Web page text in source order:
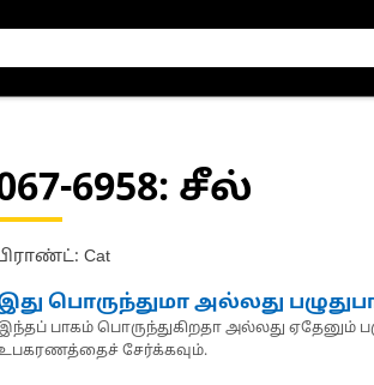
6958: சீல்
Cat
பொருந்துமா அல்லது
பாகம் பொருந்துகிறதா அல்லது ஏதேனும்
சேர்க்கவும்.